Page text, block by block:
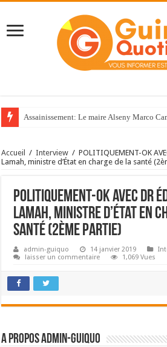
Assainissement: Le maire Alseny Marco
Accueil / Interview / POLITIQUEMENT-OK
Lamah, ministre d’État en charge de la santé
POLITIQUEMENT-OK AVEC
Lamah, ministre d’État en
santé (2ème partie)
admin-guiquo 14 janvier 2019
laisser un commentaire
1,069 Vues
A propos admin-guiquo